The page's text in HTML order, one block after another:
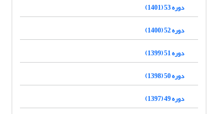
دوره 53 (1401)
دوره 52 (1400)
دوره 51 (1399)
دوره 50 (1398)
دوره 49 (1397)